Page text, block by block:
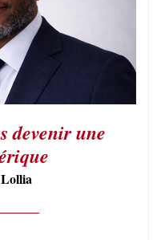
devenir une